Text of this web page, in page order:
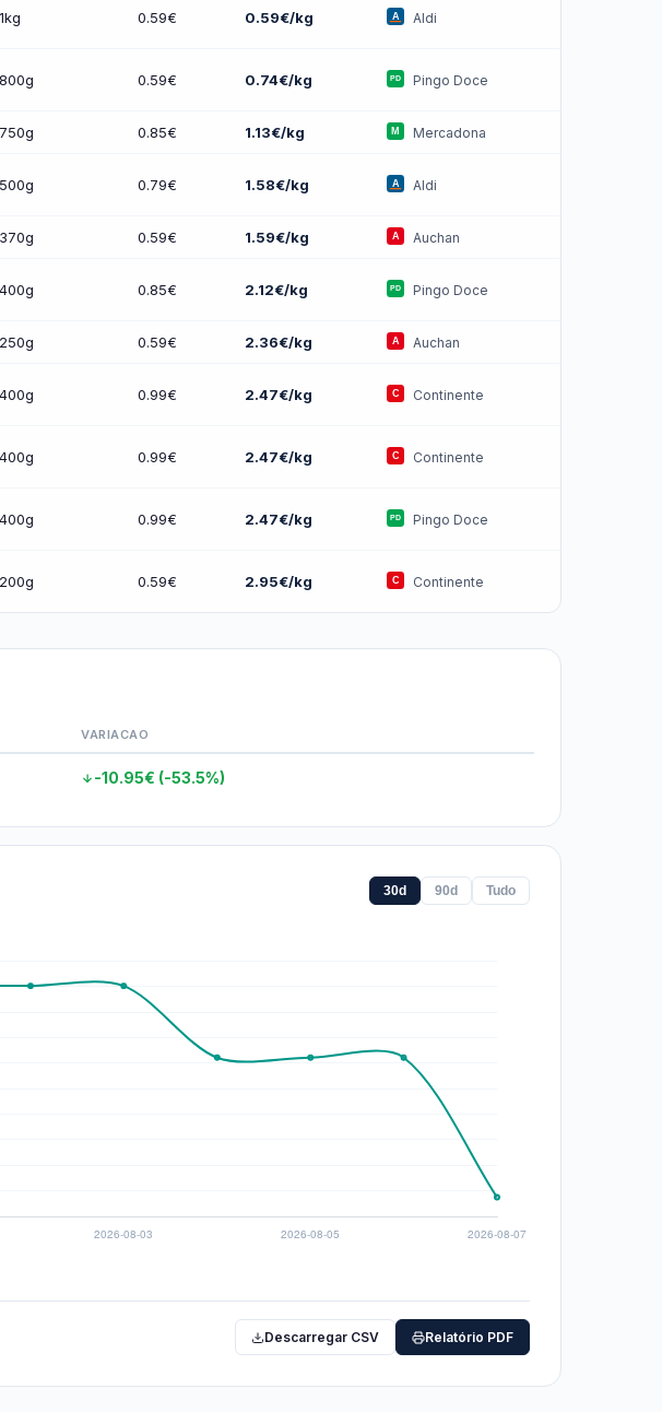
1kg 0.59€ 0.59€/kg Aldi
800g 0.59€ 0.74€/kg Pingo Doce
750g 0.85€ 1.13€/kg Mercadona
500g 0.79€ 1.58€/kg Aldi
370g 0.59€ 1.59€/kg Auchan
400g 0.85€ 2.12€/kg Pingo Doce
250g 0.59€ 2.36€/kg Auchan
400g 0.99€ 2.47€/kg Continente
400g 0.99€ 2.47€/kg Continente
400g 0.99€ 2.47€/kg Pingo Doce
200g 0.59€ 2.95€/kg Continente
VARIACAO
-10.95€ (-53.5%)
30d 90d Tudo
Descarregar CSV Relatório PDF